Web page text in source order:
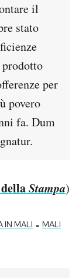
il
stato
per
povero
fa. Dum
Stampa)
IN MALI - MALI